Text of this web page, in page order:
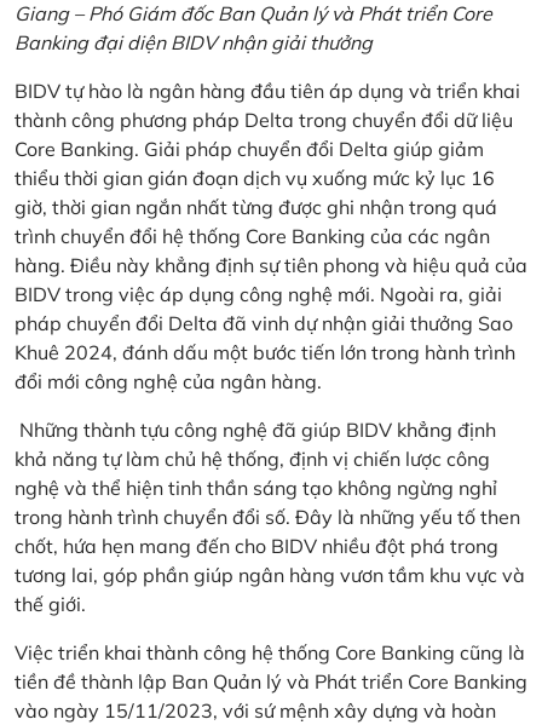
Giang – Phó Giám đốc Ban Quản lý và Phát triển Core
Banking đại diện BIDV nhận giải thưởng
BIDV tự hào là ngân hàng đầu tiên áp dụng và triển khai
thành công phương pháp Delta trong chuyển đổi dữ liệu
Core Banking. Giải pháp chuyển đổi Delta giúp giảm
thiểu thời gian gián đoạn dịch vụ xuống mức kỷ lục 16
giờ, thời gian ngắn nhất từng được ghi nhận trong quá
trình chuyển đổi hệ thống Core Banking của các ngân
hàng. Điều này khẳng định sự tiên phong và hiệu quả của
BIDV trong việc áp dụng công nghệ mới. Ngoài ra, giải
pháp chuyển đổi Delta đã vinh dự nhận giải thưởng Sao
Khuê 2024, đánh dấu một bước tiến lớn trong hành trình
đổi mới công nghệ của ngân hàng.
Những thành tựu công nghệ đã giúp BIDV khẳng định
khả năng tự làm chủ hệ thống, định vị chiến lược công
nghệ và thể hiện tinh thần sáng tạo không ngừng nghỉ
trong hành trình chuyển đổi số. Đây là những yếu tố then
chốt, hứa hẹn mang đến cho BIDV nhiều đột phá trong
tương lai, góp phần giúp ngân hàng vươn tầm khu vực và
thế giới.
Việc triển khai thành công hệ thống Core Banking cũng là
tiền đề thành lập Ban Quản lý và Phát triển Core Banking
vào ngày 15/11/2023, với sứ mệnh xây dựng và hoàn